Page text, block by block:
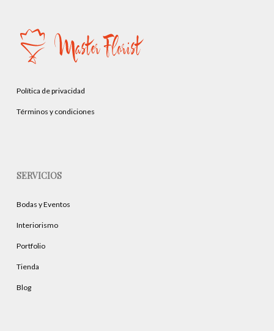
Política de privacidad
Términos y condiciones
SERVICIOS
Bodas y Eventos
Interiorismo
Portfolio
Tienda
Blog